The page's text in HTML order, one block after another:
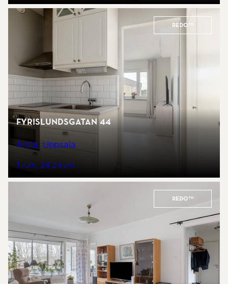
REDO™
Fyrislundsgatan 44
Årsta, Uppsala
1 rum 24,2 kvm
REDO™